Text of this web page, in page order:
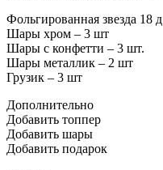
Фольгированная звезда 18 д
Шары хром – 3 шт
Шары с конфетти – 3 шт.
Шары металлик – 2 шт
Грузик – 3 шт
Дополнительно
Добавить топпер
Добавить шары
Добавить подарок